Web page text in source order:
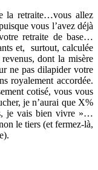
la retraite…vous allez
vous l’avez déjà
retraite de base…
et, surtout, calculée
dont la misère
ne pas dilapider votre
royalement accordée.
cotisé, vous vous
je n’aurai que X%
je vais bien vivre »…
le tiers (et fermez-là,